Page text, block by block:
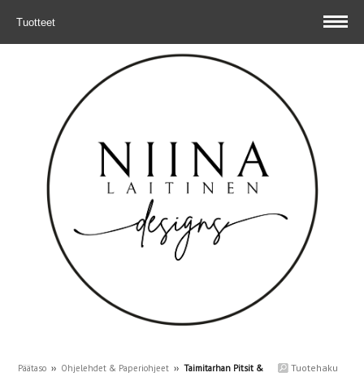
Tuotteet
Tuotehaku
Päätaso ›› Ohjelehdet & Paperiohjeet ›› Taimitarhan Pitsit &